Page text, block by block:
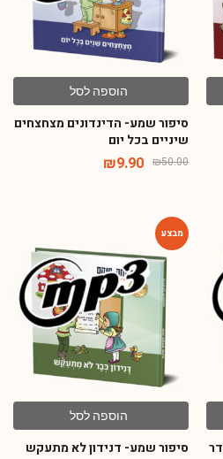
הוספה לסל
סיפור שמע- הדינדונים מצחצחים
שיניים בכל יום
₪50.00
₪9.90
הוספה לסל
סיפור שמע- דנידון לא מתעקש